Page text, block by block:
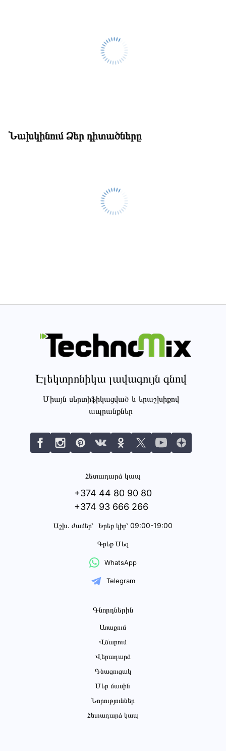
Նախկինում Ձեր դիտածները
Էլեկտրոնիկա լավագույն գնով
Միայն սերտիֆիկացված և երաշխիքով
ապրանքներ
Հետադարձ կապ
+374 44 80 90 80
+374 93 666 266
Աշխ․ ժամեր՝ Երեք կիր՝ 09:00-19:00
Գրեք Մեզ
WhatsApp
Telegram
Գնորդներին
Առաքում
Վճարում
Վերադարձ
Գնացուցակ
Մեր մասին
Նորություններ
Հետադարձ կապ